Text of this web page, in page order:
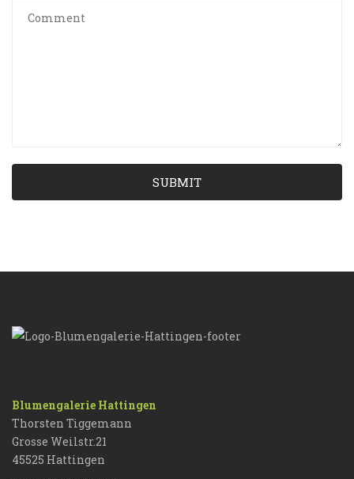
SUBMIT
Blumengalerie Hattingen
Thorsten Tiggemann
Grosse Weilstr.21
45525 Hattingen